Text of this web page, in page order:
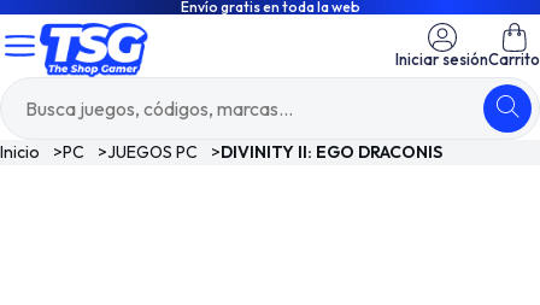
Envío gratis en toda la web
Iniciar sesiónCarrito
Inicio >PC >JUEGOS PC >DIVINITY II: EGO DRACONIS